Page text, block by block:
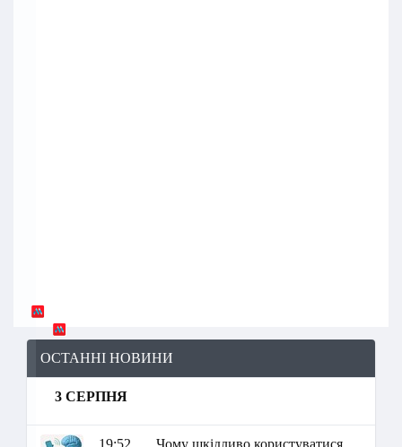
ОСТАННІ НОВИНИ
3 СЕРПНЯ
19:52
Чому шкідливо користуватися